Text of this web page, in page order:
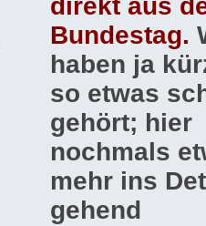
direkt aus
Bundestag.
haben ja
so etwas
gehört; hier
nochmals
mehr ins
gehend